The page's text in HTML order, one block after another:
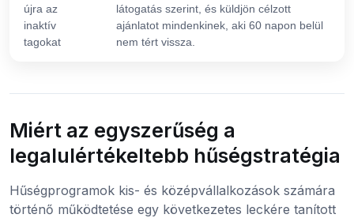
újra az
inaktív
tagokat
látogatás szerint, és küldjön célzott
ajánlatot mindenkinek, aki 60 napon belül
nem tért vissza.
Miért az egyszerűség a
legalulértékeltebb hűségstratégia
Hűségprogramok kis- és középvállalkozások számára
történő működtetése egy következetes leckére tanított